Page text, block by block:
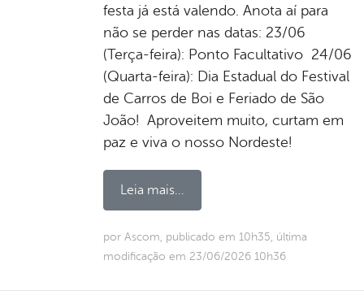
festa já está valendo. Anota aí para
não se perder nas datas: 23/06
(Terça-feira): Ponto Facultativo 24/06
(Quarta-feira): Dia Estadual do Festival
de Carros de Boi e Feriado de São
João! Aproveitem muito, curtam em
paz e viva o nosso Nordeste!
Leia mais...
por Ascom, publicado em 10h35, última
modificação em 23/06/2026 10h36